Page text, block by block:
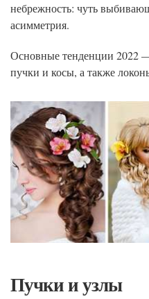
небрежность: чуть
асимметрия.
Основные тенденции 2022
пучки и косы, а также
Пучки и узлы